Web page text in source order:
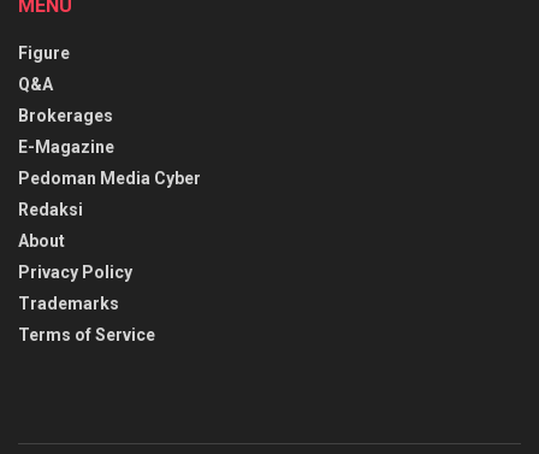
MENU
Figure
Q&A
Brokerages
E-Magazine
Pedoman Media Cyber
Redaksi
About
Privacy Policy
Trademarks
Terms of Service